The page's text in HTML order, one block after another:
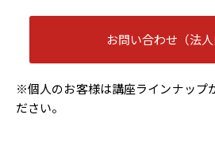
お問い合わせ（法人
※個人のお客様は講座ラインナップ
ださい。